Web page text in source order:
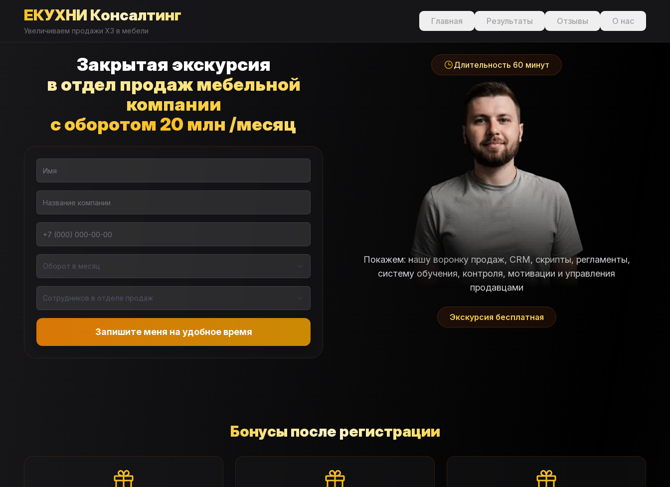
ЕКУХНИ Консалтинг
Увеличиваем продажи X3 в мебели
Главная Результаты Отзывы О нас
Закрытая экскурсия
в отдел продаж мебельной
компании
с оборотом 20 млн /месяц
Имя
Название компании
Телефон
Оборот в месяц
Оборот в месяц
Количество сотрудников в отделе продаж
Сотрудников в отделе продаж
Запишите меня на удобное время
Длительность 60 минут
Покажем: нашу воронку продаж, CRM, скрипты, регламенты,
систему обучения, контроля, мотивации и управления
продавцами
Экскурсия бесплатная
Бонусы после регистрации